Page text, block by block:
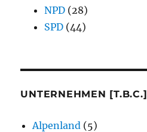
NPD (28)
SPD (44)
UNTERNEHMEN [T.B.C.]
Alpenland (5)